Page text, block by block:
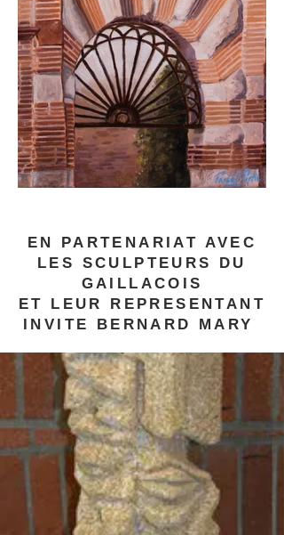
EN PARTENARIAT AVEC
LES SCULPTEURS DU
GAILLACOIS
ET LEUR REPRESENTANT
INVITE BERNARD MARY